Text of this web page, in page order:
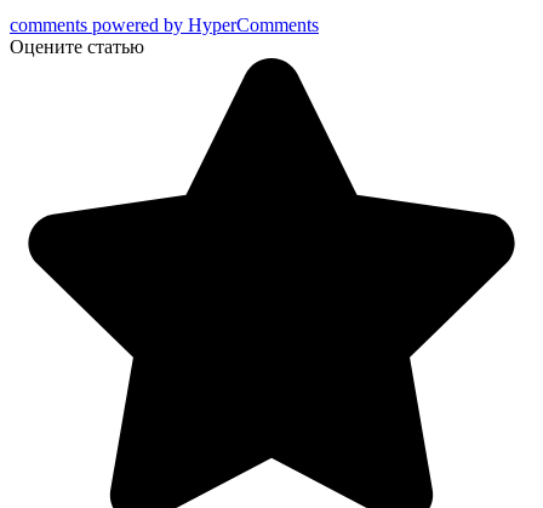
comments powered by HyperComments
Оцените статью